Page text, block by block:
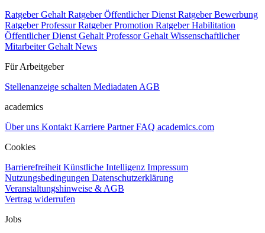
Ratgeber Gehalt Ratgeber Öffentlicher Dienst Ratgeber Bewerbung
Ratgeber ProfessurRatgeber Promotion Ratgeber Habilitation
Öffentlicher Dienst Gehalt Professor Gehalt Wissenschaftlicher
Mitarbeiter Gehalt News
Für Arbeitgeber
Stellenanzeige schalten Mediadaten AGB
academics
Über uns Kontakt Karriere PartnerFAQ academics.com
Cookies
Barrierefreiheit Künstliche Intelligenz Impressum
Nutzungsbedingungen Datenschutzerklärung
Veranstaltungshinweise & AGB
Vertrag widerrufen
Jobs